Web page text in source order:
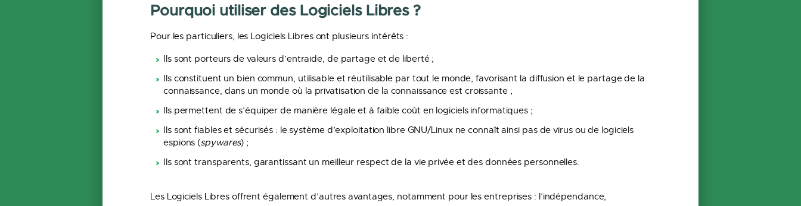
Pourquoi utiliser des Logiciels Libres ?
Pour les particuliers, les Logiciels Libres ont plusieurs intérêts :
Ils sont porteurs de valeurs d’entraide, de partage et de liberté ;
Ils constituent un bien commun, utilisable et réutilisable par tout le monde, favorisant la diffusion et le partage de la
connaissance, dans un monde où la privatisation de la connaissance est croissante ;
Ils permettent de s’équiper de manière légale et à faible coût en logiciels informatiques ;
Ils sont fiables et sécurisés : le système d’exploitation libre GNU/Linux ne connaît ainsi pas de virus ou de logiciels
espions (spywares) ;
Ils sont transparents, garantissant un meilleur respect de la vie privée et des données personnelles.
Les Logiciels Libres offrent également d’autres avantages, notamment pour les entreprises : l’indépendance,